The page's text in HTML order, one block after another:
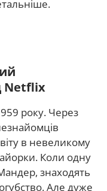
Netflix
року. Через
в невеликому
Коли одну
знаходять
Але дуже